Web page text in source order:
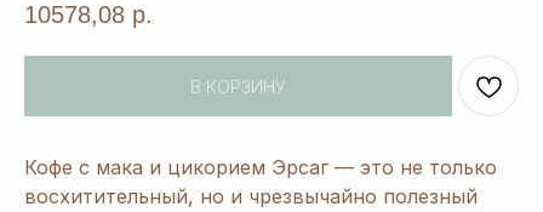
10578,08 р.
В КОРЗИНУ
Кофе с мака и цикорием Эрсаг — это не только
восхитительный, но и чрезвычайно полезный